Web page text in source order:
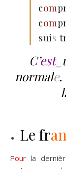
com
com
suis
C’est
normale.
Le fr
Pour la dernièr